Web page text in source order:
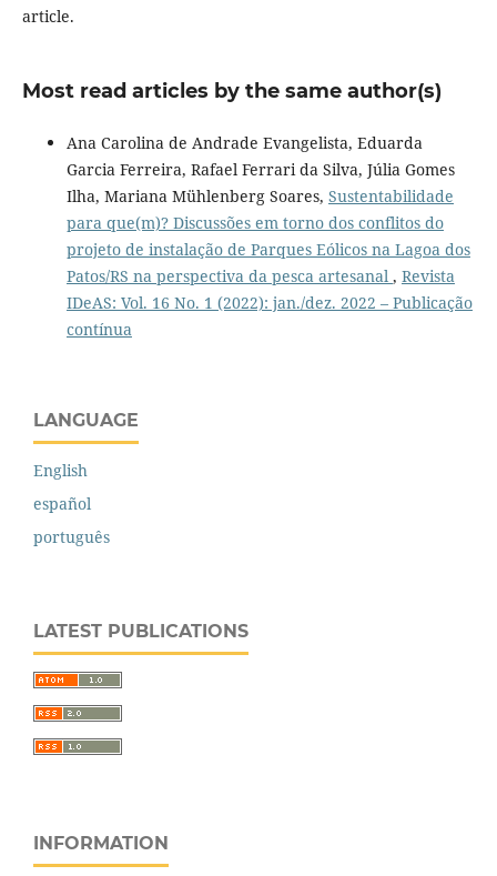
article.
Most read articles by the same author(s)
Ana Carolina de Andrade Evangelista, Eduarda
Garcia Ferreira, Rafael Ferrari da Silva, Júlia Gomes
Ilha, Mariana Mühlenberg Soares, Sustentabilidade
para que(m)? Discussões em torno dos conflitos do
projeto de instalação de Parques Eólicos na Lagoa dos
Patos/RS na perspectiva da pesca artesanal , Revista
IDeAS: Vol. 16 No. 1 (2022): jan./dez. 2022 – Publicação
contínua
LANGUAGE
English
español
português
LATEST PUBLICATIONS
INFORMATION